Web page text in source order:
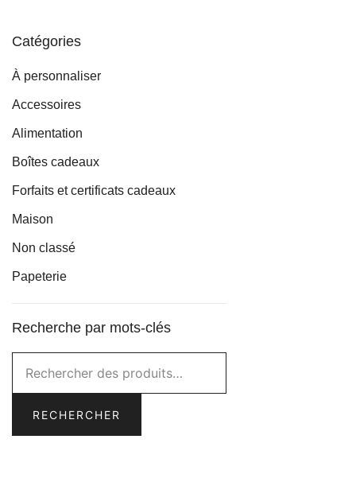
Catégories
À personnaliser
Accessoires
Alimentation
Boîtes cadeaux
Forfaits et certificats cadeaux
Maison
Non classé
Papeterie
Recherche par mots-clés
RECHERCHER